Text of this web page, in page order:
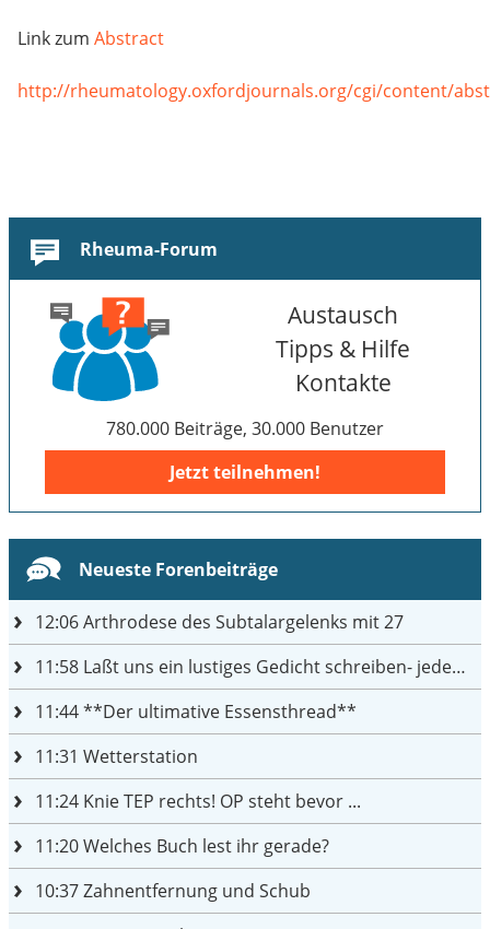
Link zum Abstract
http://rheumatology.oxfordjournals.org/cgi/content/
Rheuma-Forum
Austausch
Tipps & Hilfe
Kontakte
780.000 Beiträge, 30.000 Benutzer
Jetzt teilnehmen!
Neueste Forenbeiträge
12:06Arthrodese des Subtalargelenks mit 27
11:58 Laßt uns ein lustiges Gedicht schreiben- jeder einen Satz
11:44**Der ultimative Essensthread**
11:31 Wetterstation
11:24 Knie TEP rechts! OP steht bevor ...
11:20Welches Buch lest ihr gerade?
10:37Zahnentfernung und Schub